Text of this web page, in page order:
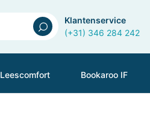
Klantenservice
(+31) 346 284 242
Leescomfort Bookaroo IF